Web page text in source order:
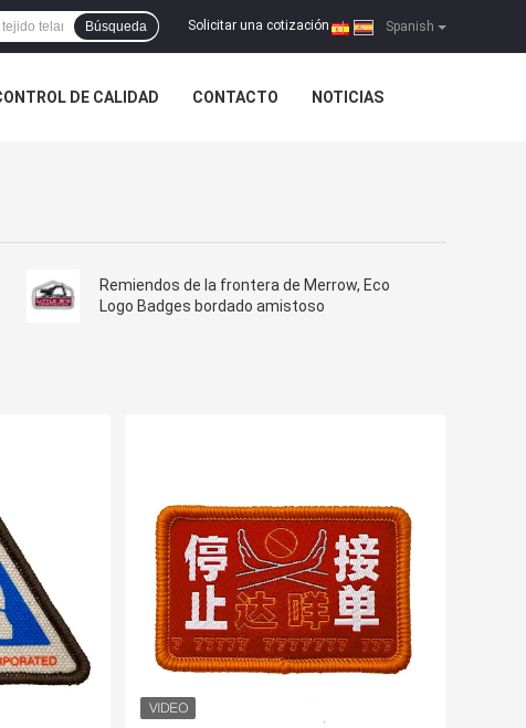
Spanish
Solicitar una cotización |
Búsqueda
DE CALIDAD CONTACTO NOTICIAS
Remiendos de la frontera de Merrow, Eco
Logo Badges bordado amistoso